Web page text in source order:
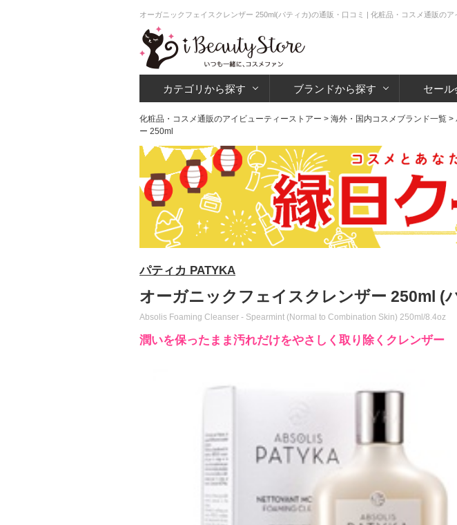
オーガニックフェイスクレンザー 250ml(パティカ)の通販・口コミ | 化粧品・コスメ通販のア
カテゴリから探す ブランドから探す セール
化粧品・コスメ通販のアイビューティーストアー > 海外・国内コスメブランド一覧 >
ー 250ml
パティカ PATYKA
オーガニックフェイスクレンザー 250ml (
Absolis Foaming Cleanser - Spearmint (Normal to Combination Skin) 250ml/8.4oz
潤いを保ったまま汚れだけをやさしく取り除くクレンザー